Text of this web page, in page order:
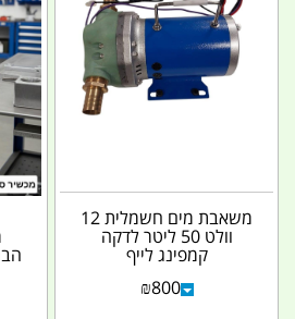
משאבת מים חשמלית 12
וולט 50 ליטר לדקה
קמפינג לייף
₪800